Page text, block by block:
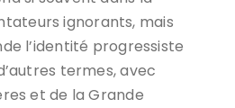
ignorants, mais
l’identité progressiste
termes, avec
et de la Grande